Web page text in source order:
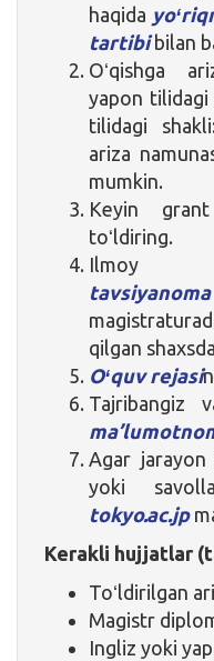
haqida
tartibi bilan
Oʻqishga
yapon tilidagi
tilidagi
ariza
mumkin.
Keyin
toʻldiring.
Ilmoy
tavsiyanoma
qilgan
Oʻquv rejasi
Tajribangiz
Agar jarayon
yoki
tokyo.ac.jp
Kerakli hujjatlar
Toʻldirilgan
Magistr
Ingliz yoki